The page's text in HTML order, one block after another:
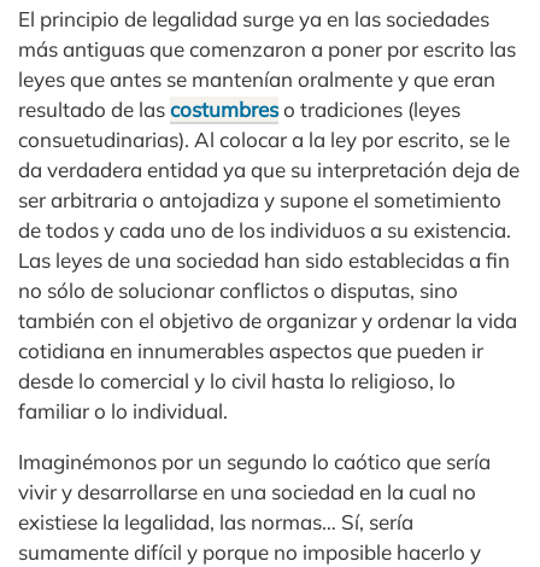
El principio de legalidad surge ya en las sociedades
más antiguas que comenzaron a poner por escrito las
leyes que antes se mantenían oralmente y que eran
resultado de lascostumbreso tradiciones (leyes
consuetudinarias). Al colocar a la ley por escrito, se le
da verdadera entidad ya que su interpretación deja de
ser arbitraria o antojadiza y supone el sometimiento
de todos y cada uno de los individuos a su existencia.
Las leyes de una sociedad han sido establecidas a fin
no sólo de solucionar conflictos o disputas, sino
también con el objetivo de organizar y ordenar la vida
cotidiana en innumerables aspectos que pueden ir
desde lo comercial y lo civil hasta lo religioso, lo
familiar o lo individual.
Imaginémonos por un segundo lo caótico que sería
vivir y desarrollarse en una sociedad en la cual no
existiese la legalidad, las normas… Sí, sería
sumamente difícil y porque no imposible hacerlo y